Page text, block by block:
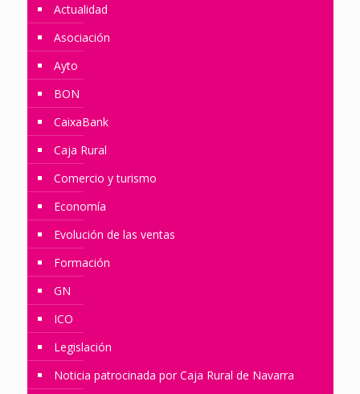
Actualidad
Asociación
Ayto
BON
CaixaBank
Caja Rural
Comercio y turismo
Economía
Evolución de las ventas
Formación
GN
ICO
Legislación
Noticia patrocinada por Caja Rural de Navarra